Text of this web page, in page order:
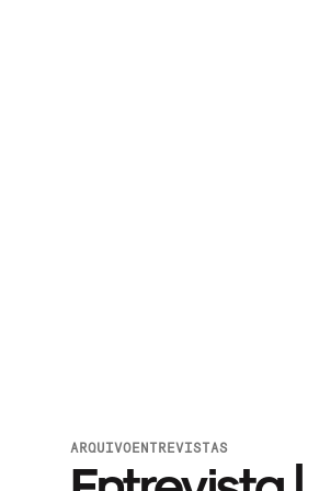
ARQUIVOENTREVISTAS